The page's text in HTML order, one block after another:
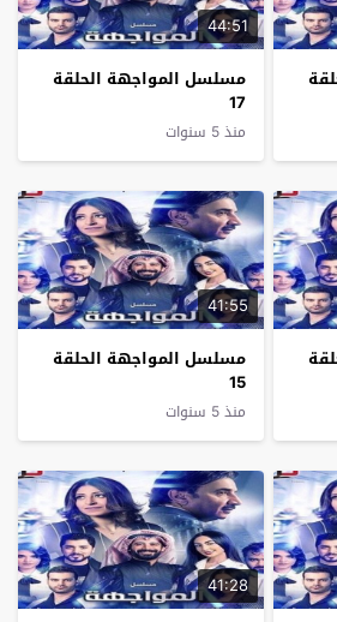
44:51
مسلسل المواجهة الحلقة
17
منذ 5 سنوات
41:55
مسلسل المواجهة الحلقة
15
منذ 5 سنوات
41:28